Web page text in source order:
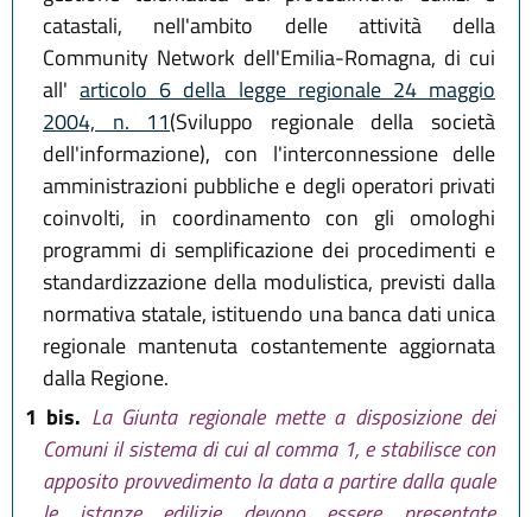
catastali, nell'ambito delle attività della
Community Network dell'Emilia-Romagna, di cui
all'articolo 6 della legge regionale 24 maggio
2004, n. 11(Sviluppo regionale della società
dell'informazione), con l'interconnessione delle
amministrazioni pubbliche e degli operatori privati
coinvolti, in coordinamento con gli omologhi
programmi di semplificazione dei procedimenti e
standardizzazione della modulistica, previsti dalla
normativa statale, istituendo una banca dati unica
regionale mantenuta costantemente aggiornata
dalla Regione.
1 bis. La Giunta regionale mette a disposizione dei
Comuni il sistema di cui al comma 1, e stabilisce con
apposito provvedimento la data a partire dalla quale